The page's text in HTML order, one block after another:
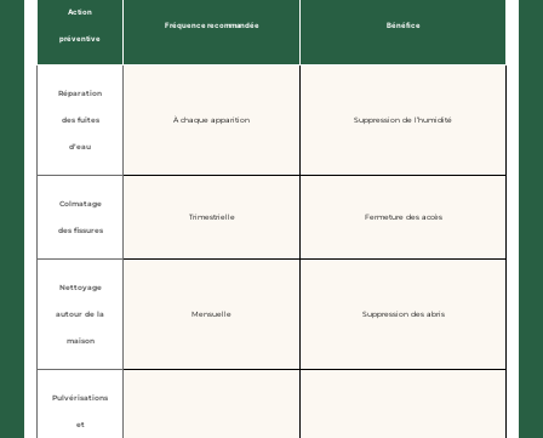
Action
préventive
Fréquence recommandée Bénéfice
Réparation
des fuites
d’eau
À chaque apparition Suppression de l’humidité
Colmatage
des fissures
Trimestrielle Fermeture des accès
Nettoyage
autour de la
maison
Mensuelle Suppression des abris
Pulvérisations
et